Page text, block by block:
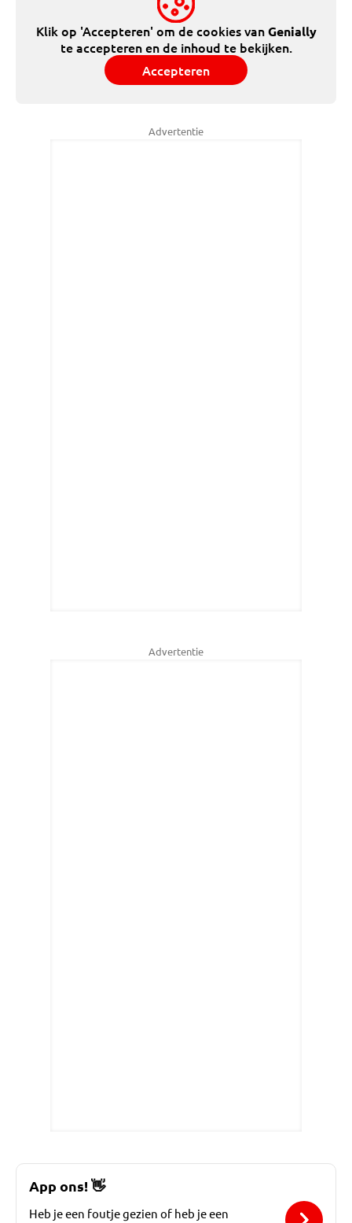
Klik op 'Accepteren' om de cookies vanGenially
te accepteren en de inhoud te bekijken.
Accepteren
Advertentie
Advertentie
App ons!👋
Heb je een foutje gezien of heb je een